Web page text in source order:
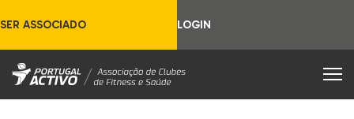
SER ASSOCIADO LOGIN